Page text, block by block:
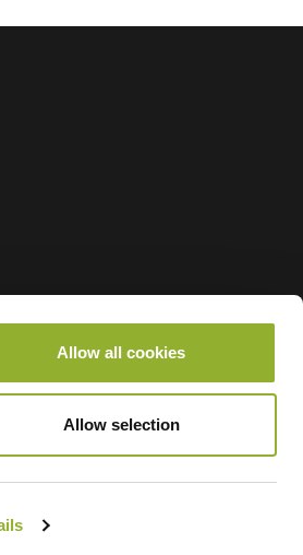
Allow all cookies
Allow selection